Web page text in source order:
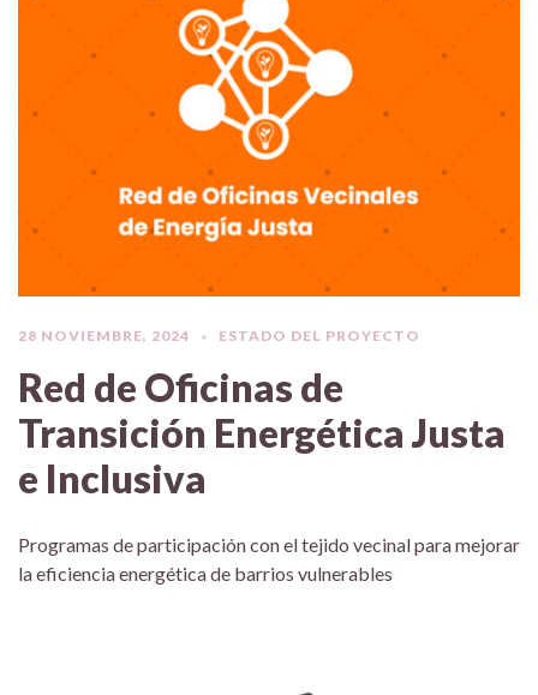
28 NOVIEMBRE, 2024 ESTADO DEL PROYECTO
Red de Oficinas de
Transición Energética Justa
e Inclusiva
Programas de participación con el tejido vecinal para mejorar
la eficiencia energética de barrios vulnerables